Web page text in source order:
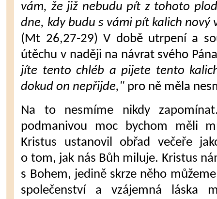
vám, že již nebudu pít z tohoto
dne, kdy budu s vámi pít kalich nový
(Mt 26,27-29) V době utrpení a
útěchu v naději na návrat své­ho
jíte ten­to chléb a pijete tento
dokud on nepřijde," pro ně měla
Na to nesmíme nikdy
podmanivou moc bychom měli
Kristus ustanovil obřad večeře
o tom, jak nás Bůh mi­luje. Kristus
s Bohem, jedině skrze něho
společenství a vzájemná láska